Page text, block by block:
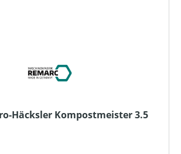
Häcksler Kompostmeister 3.5